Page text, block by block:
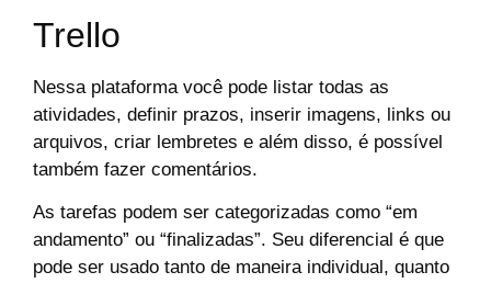
Trello
Nessa plataforma você pode listar todas as
atividades, definir prazos, inserir imagens, links ou
arquivos, criar lembretes e além disso, é possível
também fazer comentários.
As tarefas podem ser categorizadas como “em
andamento” ou “finalizadas”. Seu diferencial é que
pode ser usado tanto de maneira individual, quanto